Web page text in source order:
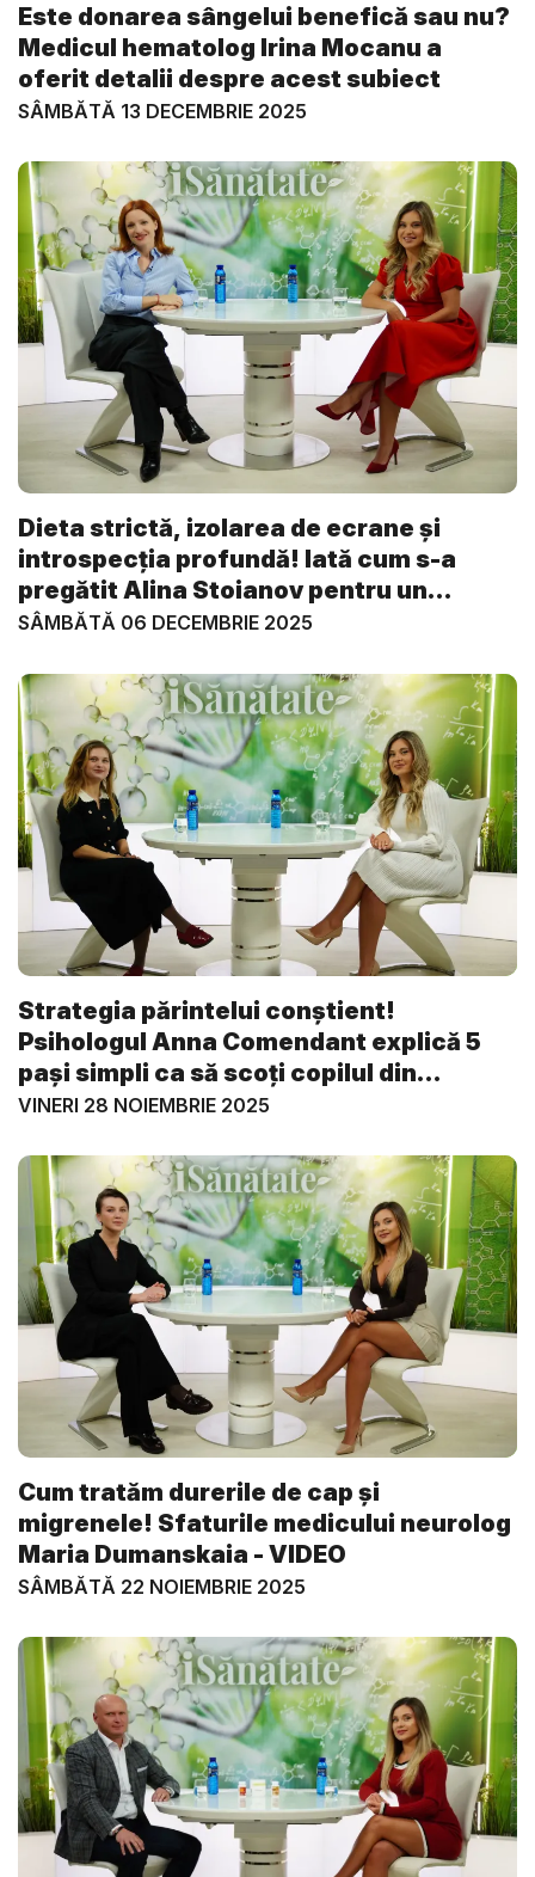
Este donarea sângelui benefică sau nu?
Medicul hematolog Irina Mocanu a
oferit detalii despre acest subiect
SÂMBĂTĂ 13 DECEMBRIE 2025
Dieta strictă, izolarea de ecrane și
introspecția profundă! Iată cum s-a
pregătit Alina Stoianov pentru un
retrea...
SÂMBĂTĂ 06 DECEMBRIE 2025
Strategia părintelui conștient!
Psihologul Anna Comendant explică 5
pași simpli ca să scoți copilul din
lumea...
VINERI 28 NOIEMBRIE 2025
Cum tratăm durerile de cap și
migrenele! Sfaturile medicului neurolog
Maria Dumanskaia - VIDEO
SÂMBĂTĂ 22 NOIEMBRIE 2025